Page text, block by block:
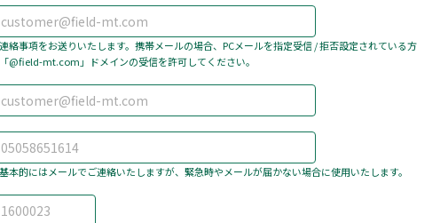
絡事項をお送りいたします。携帯メールの場合、PCメールを指定受信 / 拒否設定されている方
@field-mt.com」ドメインの受信を許可してください。
本的にはメールでご連絡いたしますが、緊急時やメールが届かない場合に使用いたします。